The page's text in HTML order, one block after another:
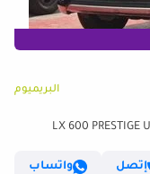
البريميوم
إتصل
واتساب